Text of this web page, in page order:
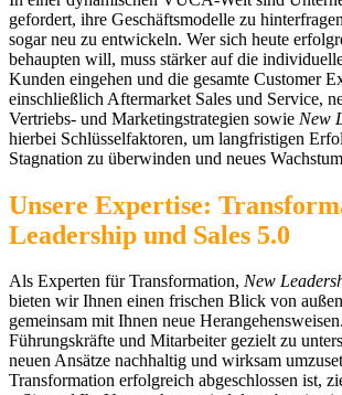
gefordert, ihre Geschäftsmodelle zu
sogar neu zu entwickeln. Wer sich heute
behaupten will, muss stärker auf die
Kunden eingehen und die gesamte Customer
einschließlich Aftermarket Sales und Service,
Vertriebs- und Marketingstrategien sowie New
hierbei Schlüsselfaktoren, um langfristigen
Stagnation zu überwinden und neues
Unsere Expertise:
Leadership und Sales 5.0
Als Experten für Transformation, New
bieten wir Ihnen einen frischen Blick von
gemeinsam mit Ihnen neue
Führungskräfte und Mitarbeiter gezielt zu
neuen Ansätze nachhaltig und wirksam
Transformation erfolgreich abgeschlossen ist,